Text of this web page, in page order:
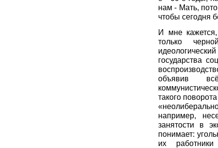
нам - Мать,
чтобы сегодня
И мне
только
государства
объявив
такого
например,
занятости в
понимает:
их